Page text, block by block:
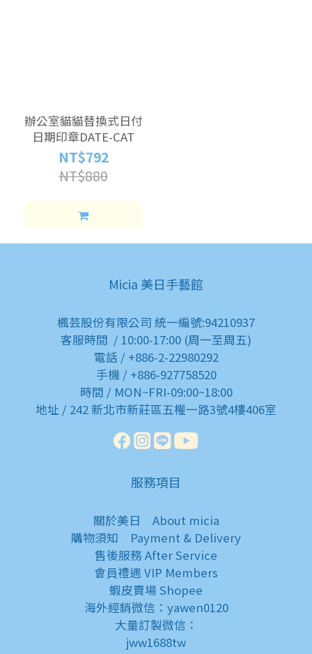
辦公室貓貓替換式日付
日期印章DATE-CAT
NT$792
NT$880
Micia 美日手藝館
楓芸股份有限公司 統一編號:94210937
客服時間 / 10:00-17:00 (周一至周五)
電話 / +886-2-22980292
手機 / +886-927758520
時間 / MON~FRI-09:00~18:00
地址 / 242 新北市新莊區五權一路3號4樓406室
服務項目
關於美日 About micia
購物須知 Payment & Delivery
售後服務 After Service
會員禮遇 VIP Members
蝦皮賣場 Shopee
海外經銷微信：yawen0120
大量訂製微信：
jww1688tw